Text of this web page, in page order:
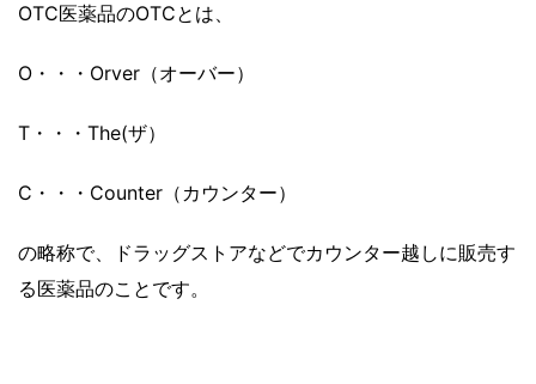
OTC医薬品のOTCとは、
O・・・Orver（オーバー）
T・・・The(ザ）
C・・・Counter（カウンター）
の略称で、ドラッグストアなどでカウンター越しに販売す
る医薬品のことです。